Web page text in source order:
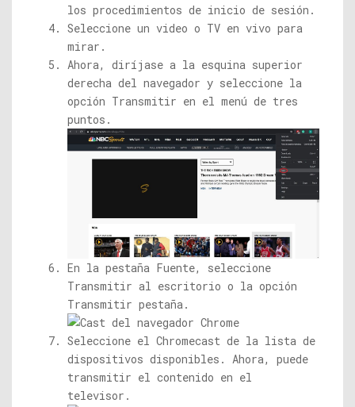
los procedimientos de inicio de sesión.
Seleccione un video o TV en vivo para
mirar.
Ahora, diríjase a la esquina superior
derecha del navegador y seleccione la
opción Transmitir en el menú de tres
puntos.
En la pestaña Fuente, seleccione
Transmitir al escritorio o la opción
Transmitir pestaña.
Seleccione el Chromecast de la lista de
dispositivos disponibles. Ahora, puede
transmitir el contenido en el
televisor.